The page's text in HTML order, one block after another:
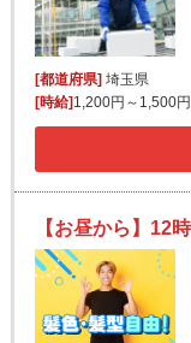
[都道府県]埼玉県
[時給]1,200円～1,500円